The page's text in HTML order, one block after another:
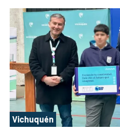
Vichuquén